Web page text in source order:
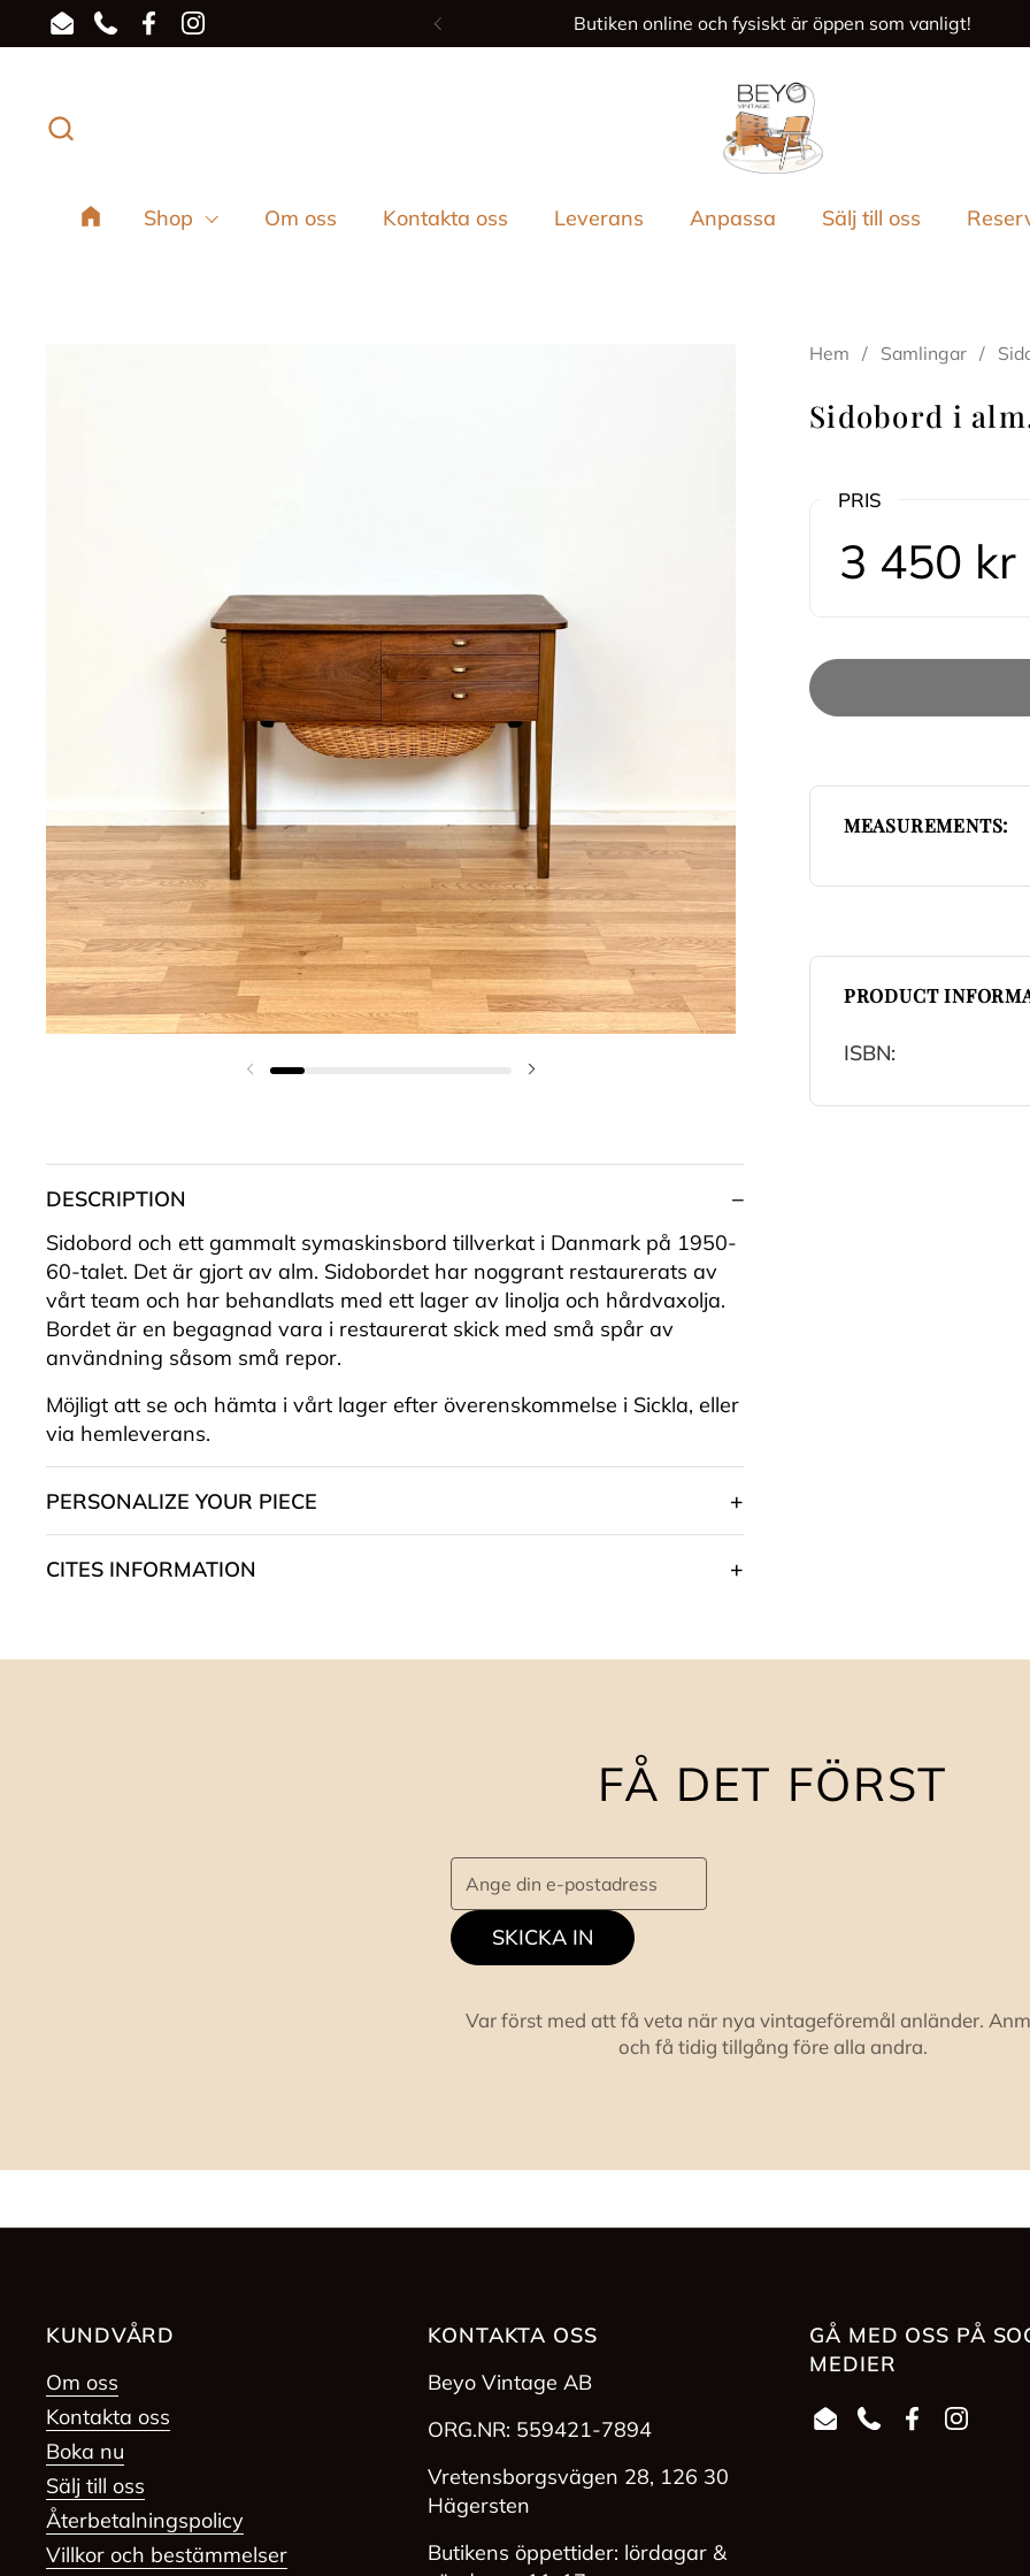
Hoppa till innehållet
EmailPhoneFacebookInstagram Föregående
Butiken online och fysiskt är öppen som vanligt!
Shop Om oss Kontakta oss Leverans Anpassa Sälj till oss
Föregående bild
Hem / Samlingar /
Sidobord i
PRIS
3 450 kr
MEASUREMENTS:
PRODUCT
ISBN:
DESCRIPTION
Sidobord och ett gammalt symaskinsbord tillverkat i Danmark på 1950-
60-talet. Det är gjort av alm. Sidobordet har noggrant restaurerats av
vårt team och har behandlats med ett lager av linolja och hårdvaxolja.
Bordet är en begagnad vara i restaurerat skick med små spår av
användning såsom små repor.
Möjligt att se och hämta i vårt lager efter överenskommelse i Sickla, eller
via hemleverans.
PERSONALIZE YOUR PIECE
CITES INFORMATION
FÅ DET FÖRST
SKICKA IN
Var först med att få veta när nya vintageföremål anländer.
och få tidig tillgång före alla andra.
KUNDVÅRD
Om oss
Kontakta oss
Boka nu
Sälj till oss
Återbetalningspolicy
Villkor och bestämmelser
KONTAKTA OSS
Beyo Vintage AB
ORG.NR: 559421-7894
Vretensborgsvägen 28, 126 30
Hägersten
Butikens öppettider: lördagar &
GÅ MED OSS PÅ
MEDIER
EmailPhoneFacebook